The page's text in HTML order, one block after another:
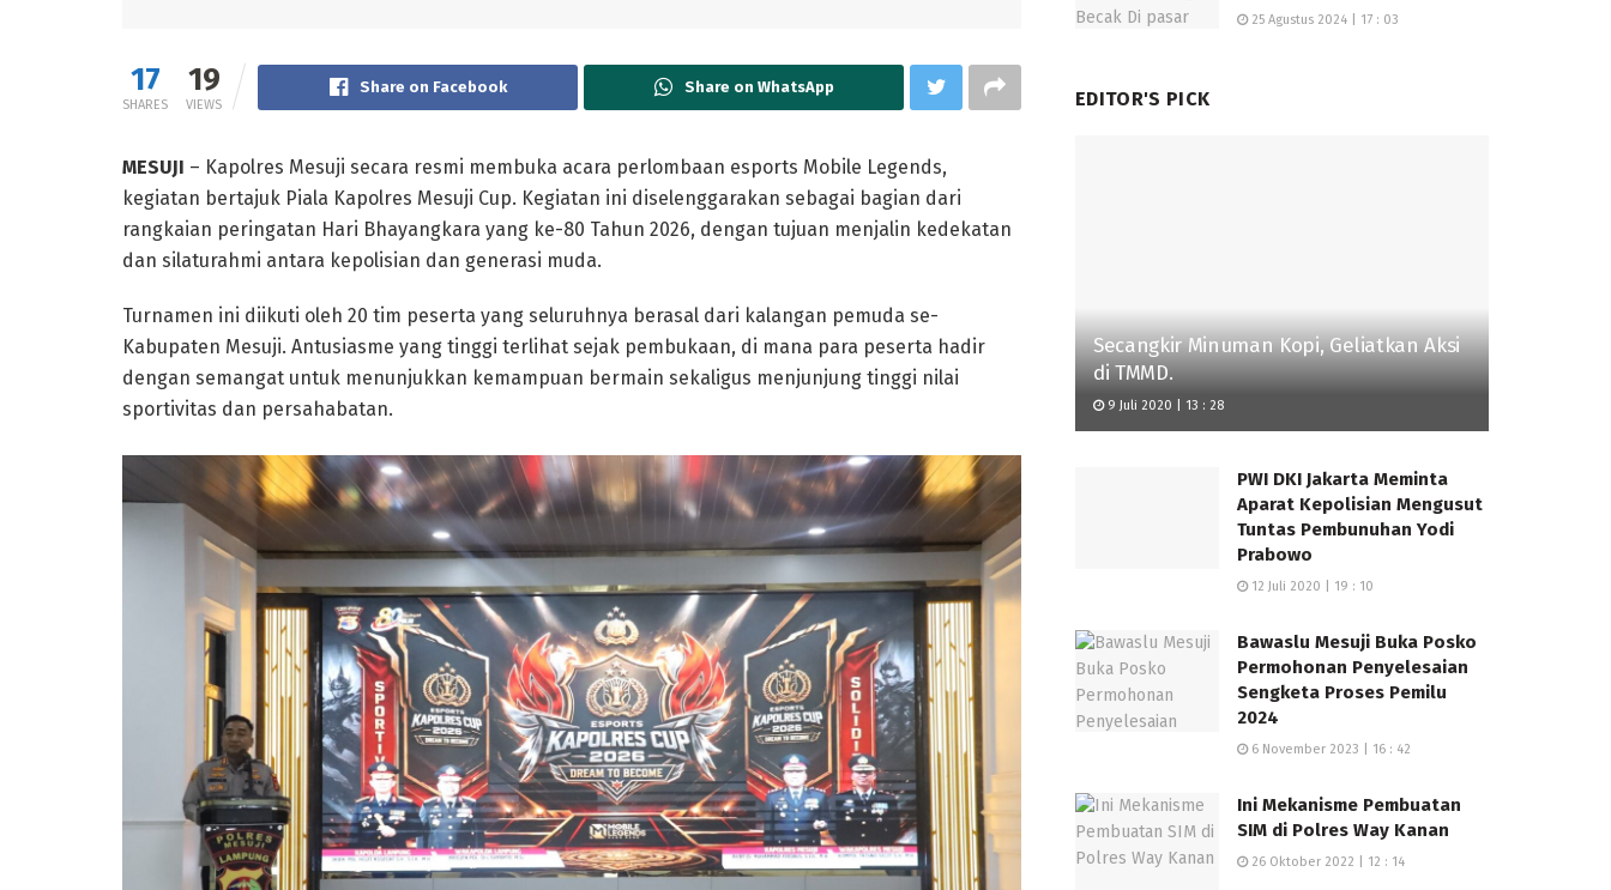
17
SHARES
19
VIEWS
Share on Facebook Share on WhatsApp
MESUJI – Kapolres Mesuji secara resmi membuka acara perlombaan esports Mobile Legends,
kegiatan bertajuk Piala Kapolres Mesuji Cup. Kegiatan ini diselenggarakan sebagai bagian dari
rangkaian peringatan Hari Bhayangkara yang ke-80 Tahun 2026, dengan tujuan menjalin kedekatan
dan silaturahmi antara kepolisian dan generasi muda.
Turnamen ini diikuti oleh 20 tim peserta yang seluruhnya berasal dari kalangan pemuda se-
Kabupaten Mesuji. Antusiasme yang tinggi terlihat sejak pembukaan, di mana para peserta hadir
dengan semangat untuk menunjukkan kemampuan bermain sekaligus menjunjung tinggi nilai
sportivitas dan persahabatan.
25 Agustus 2024 | 17 : 03
EDITOR'S PICK
Secangkir Minuman Kopi, Geliatkan Aksi
di TMMD.
9 Juli 2020 | 13 : 28
PWI DKI Jakarta Meminta
Aparat Kepolisian Mengusut
Tuntas Pembunuhan Yodi
Prabowo
12 Juli 2020 | 19 : 10
Bawaslu Mesuji Buka Posko
Permohonan Penyelesaian
Sengketa Proses Pemilu
2024
6 November 2023 | 16 : 42
Ini Mekanisme Pembuatan
SIM di Polres Way Kanan
26 Oktober 2022 | 12 : 14